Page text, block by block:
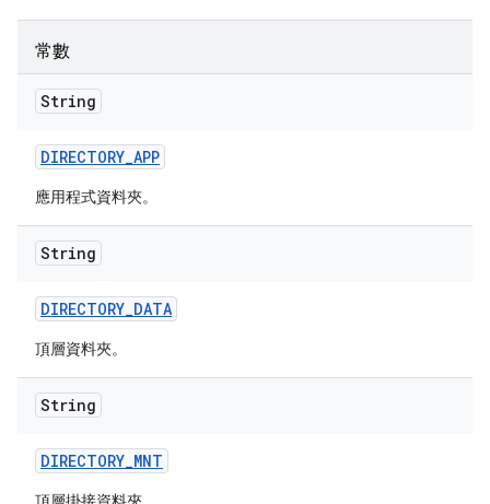
常數
String
DIRECTORY_APP
應用程式資料夾。
String
DIRECTORY_DATA
頂層資料夾。
String
DIRECTORY_MNT